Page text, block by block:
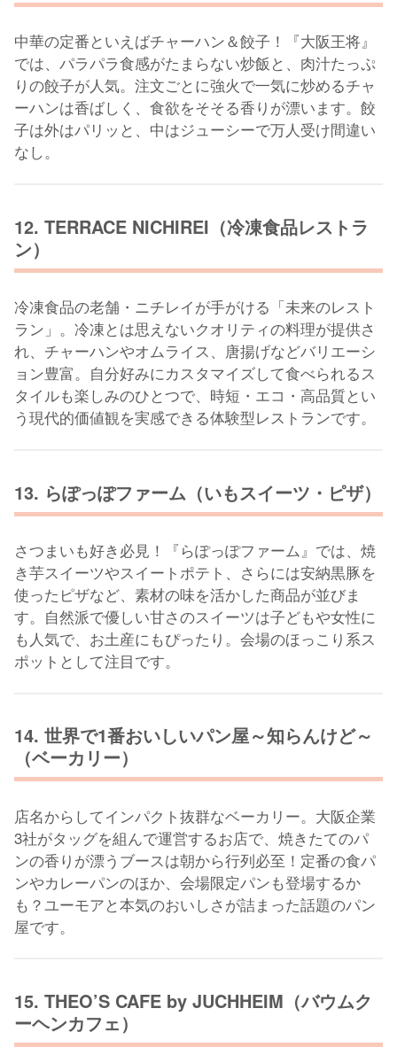
中華の定番といえばチャーハン＆餃子！『大阪王将』
では、パラパラ食感がたまらない炒飯と、肉汁たっぷ
りの餃子が人気。注文ごとに強火で一気に炒めるチャ
ーハンは香ばしく、食欲をそそる香りが漂います。餃
子は外はパリッと、中はジューシーで万人受け間違い
なし。
12. TERRACE NICHIREI（冷凍食品レストラ
ン）
冷凍食品の老舗・ニチレイが手がける「未来のレスト
ラン」。冷凍とは思えないクオリティの料理が提供さ
れ、チャーハンやオムライス、唐揚げなどバリエーシ
ョン豊富。自分好みにカスタマイズして食べられるス
タイルも楽しみのひとつで、時短・エコ・高品質とい
う現代的価値観を実感できる体験型レストランです。
13. らぽっぽファーム（いもスイーツ・ピザ）
さつまいも好き必見！『らぽっぽファーム』では、焼
き芋スイーツやスイートポテト、さらには安納黒豚を
使ったピザなど、素材の味を活かした商品が並びま
す。自然派で優しい甘さのスイーツは子どもや女性に
も人気で、お土産にもぴったり。会場のほっこり系ス
ポットとして注目です。
14. 世界で1番おいしいパン屋～知らんけど～
（ベーカリー）
店名からしてインパクト抜群なベーカリー。大阪企業
3社がタッグを組んで運営するお店で、焼きたてのパ
ンの香りが漂うブースは朝から行列必至！定番の食パ
ンやカレーパンのほか、会場限定パンも登場するか
も？ユーモアと本気のおいしさが詰まった話題のパン
屋です。
15. THEO’S CAFE by JUCHHEIM（バウムク
ーヘンカフェ）